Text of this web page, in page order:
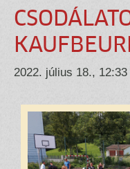
2022. július 18., 12:33